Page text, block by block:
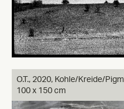
O.T., 2020, Kohle/Kreide/
100 x 150 cm